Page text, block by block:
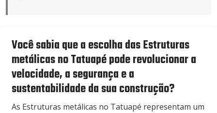
Você sabia que a escolha das Estruturas
metálicas no Tatuapé pode revolucionar a
velocidade, a segurança e a
sustentabilidade da sua construção?
As Estruturas metálicas no Tatuapé representam um